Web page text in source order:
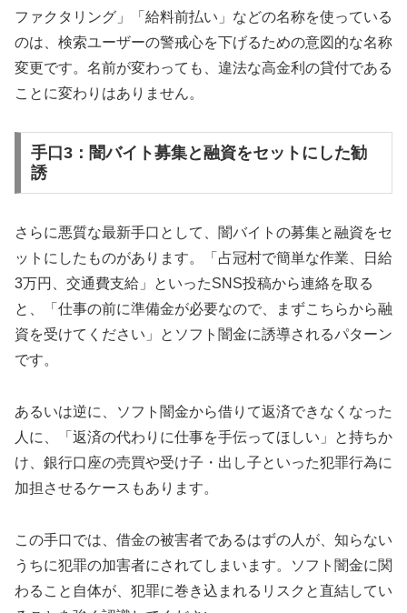
ファクタリング」「給料前払い」などの名称を使っている
のは、検索ユーザーの警戒心を下げるための意図的な名称
変更です。名前が変わっても、違法な高金利の貸付である
ことに変わりはありません。
手口3：闇バイト募集と融資をセットにした勧
誘
さらに悪質な最新手口として、闇バイトの募集と融資をセ
ットにしたものがあります。「占冠村で簡単な作業、日給
3万円、交通費支給」といったSNS投稿から連絡を取る
と、「仕事の前に準備金が必要なので、まずこちらから融
資を受けてください」とソフト闇金に誘導されるパターン
です。
あるいは逆に、ソフト闇金から借りて返済できなくなった
人に、「返済の代わりに仕事を手伝ってほしい」と持ちか
け、銀行口座の売買や受け子・出し子といった犯罪行為に
加担させるケースもあります。
この手口では、借金の被害者であるはずの人が、知らない
うちに犯罪の加害者にされてしまいます。ソフト闇金に関
わること自体が、犯罪に巻き込まれるリスクと直結してい